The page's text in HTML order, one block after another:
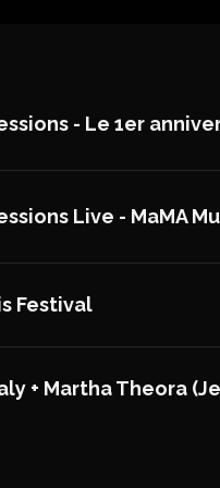
- Le 1er
Live - MaMA
Festival
+ Martha Theora